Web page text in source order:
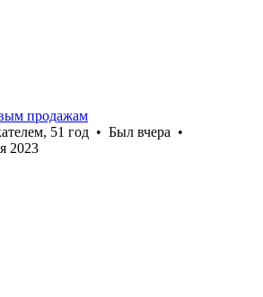
продажам
, 51 год • Был вчера •
2023